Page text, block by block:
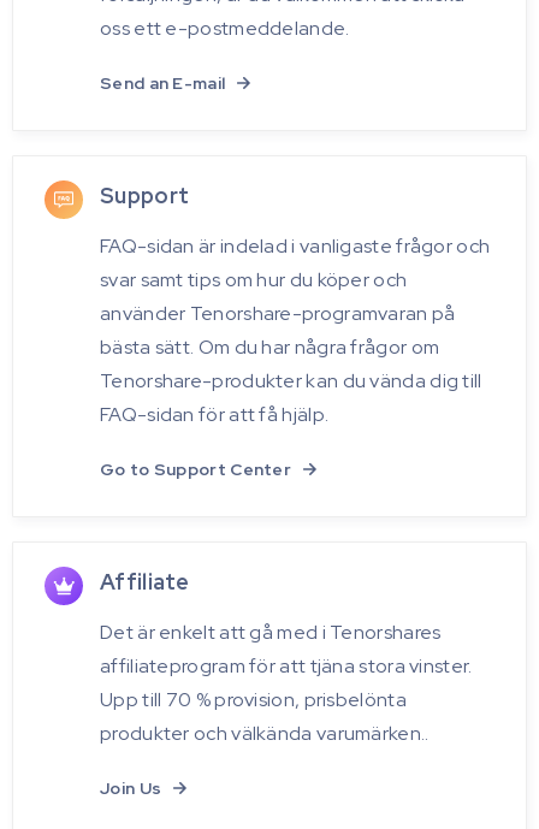
oss ett e-postmeddelande.
Send an E-mail
Support
FAQ-sidan är indelad i vanligaste frågor och
svar samt tips om hur du köper och
använder Tenorshare-programvaran på
bästa sätt. Om du har några frågor om
Tenorshare-produkter kan du vända dig till
FAQ-sidan för att få hjälp.
Go to Support Center
Affiliate
Det är enkelt att gå med i Tenorshares
affiliateprogram för att tjäna stora vinster.
Upp till 70 % provision, prisbelönta
produkter och välkända varumärken..
Join Us